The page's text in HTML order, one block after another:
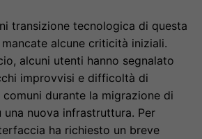
transizione tecnologica di questa
alcune criticità iniziali.
alcuni utenti hanno segnalato
improvvisi e difficoltà di
durante la migrazione di
nuova infrastruttura. Per
ha richiesto un breve